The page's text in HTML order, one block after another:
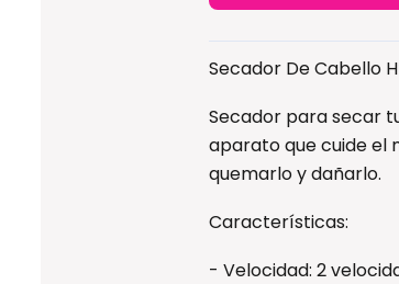
Secador De Cabello
Secador para secar
aparato que cuide el
quemarlo y dañarlo.
Características:
- Velocidad: 2